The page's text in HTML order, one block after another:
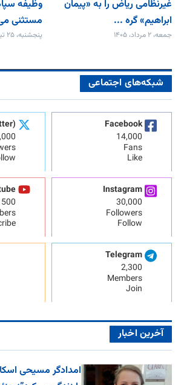
غیرنظامی ریاض را به «پیمان‌
ابراهیم» گره ...
جمعه، ۲ مرداد، ۱۴۰۵
وظیفه
مستثنی
پنجشنبه، ۲۵ تیر، ۱۴۰۵
شبکه‌های اجتماعی
Facebook
14,000
Fans
Like
Instagram
30,000
Followers
Follow
500
Telegram
2,300
Members
Join
آخرین اخبار
امدادگر مسیحی